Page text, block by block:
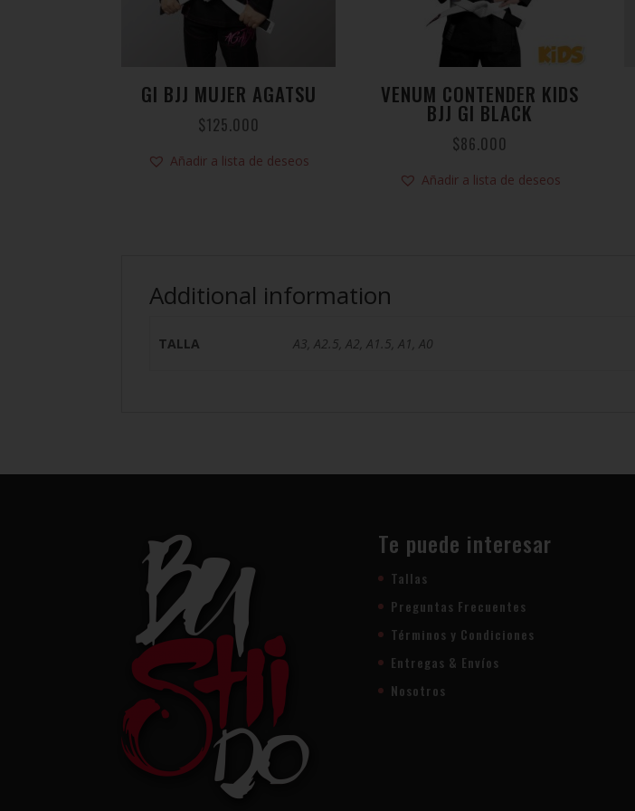
GI BJJ MUJER AGATSU
$125.000
Añadir a lista de deseos
VENUM CONTENDER KIDS
BJJ GI BLACK
$86.000
Añadir a lista de deseos
Additional information
TALLA A3, A2.5, A2, A1.5, A1, A0
Te puede interesar
Tallas
Preguntas Frecuentes
Términos y Condiciones
Entregas & Envíos
Nosotros